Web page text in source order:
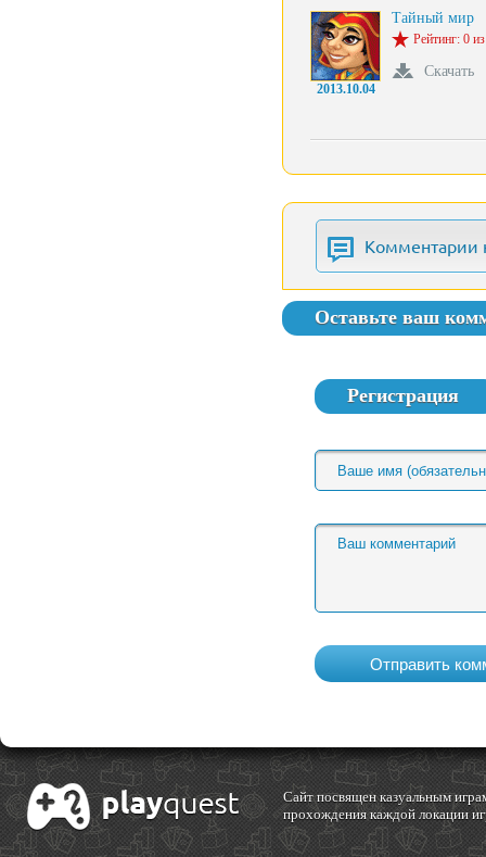
2013.10.04
Тайный мир
Рейтинг: 0
Скачать
Комментарии
Оставьте ваш
Регистрация
Cайт посвящен казуальным
прохождения каждой локации